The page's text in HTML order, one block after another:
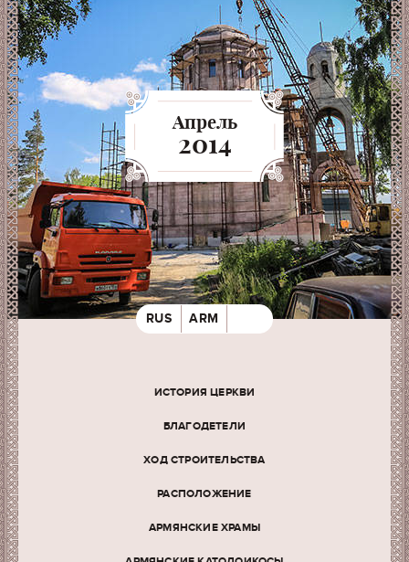
Апрель
2014
RUS ARM
ИСТОРИЯ ЦЕРКВИ
БЛАГОДЕТЕЛИ
ХОД СТРОИТЕЛЬСТВА
РАСПОЛОЖЕНИЕ
АРМЯНСКИЕ ХРАМЫ